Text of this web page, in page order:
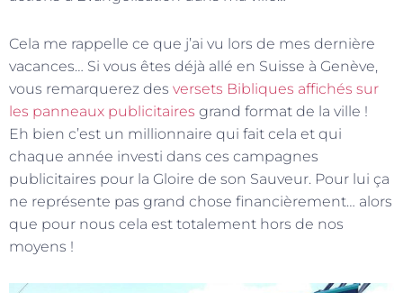
Cela me rappelle ce que j’ai vu lors de mes dernière
vacances… Si vous êtes déjà allé en Suisse à Genève,
vous remarquerez des versets Bibliques affichés sur
les panneaux publicitaires grand format de la ville !
Eh bien c’est un millionnaire qui fait cela et qui
chaque année investi dans ces campagnes
publicitaires pour la Gloire de son Sauveur. Pour lui ça
ne représente pas grand chose financièrement… alors
que pour nous cela est totalement hors de nos
moyens !